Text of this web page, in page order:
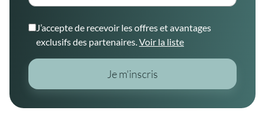
J’accepte de recevoir les offres et avantages
exclusifs des partenaires. Voir la liste
Je m'inscris